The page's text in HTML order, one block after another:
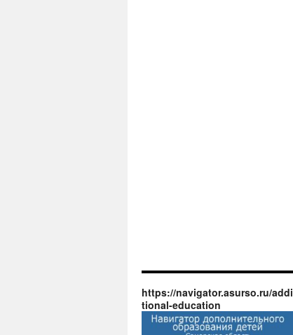
https://navigator.asurso.ru/addi
tional-education